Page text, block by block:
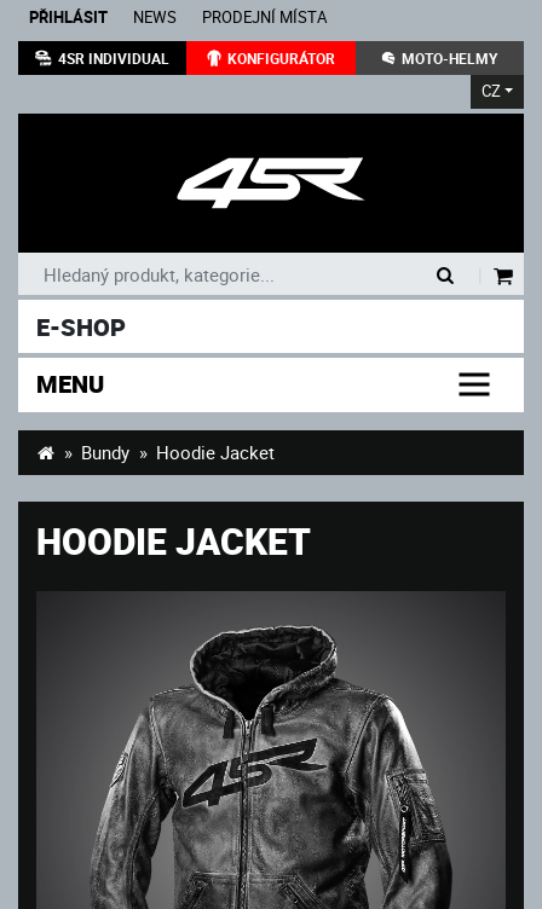
PŘIHLÁSIT NEWS PRODEJNÍ MÍSTA
4SR INDIVIDUAL KONFIGURÁTOR MOTO-HELMY
CZ
E-SHOP
MENU
Bundy Hoodie Jacket
HOODIE JACKET